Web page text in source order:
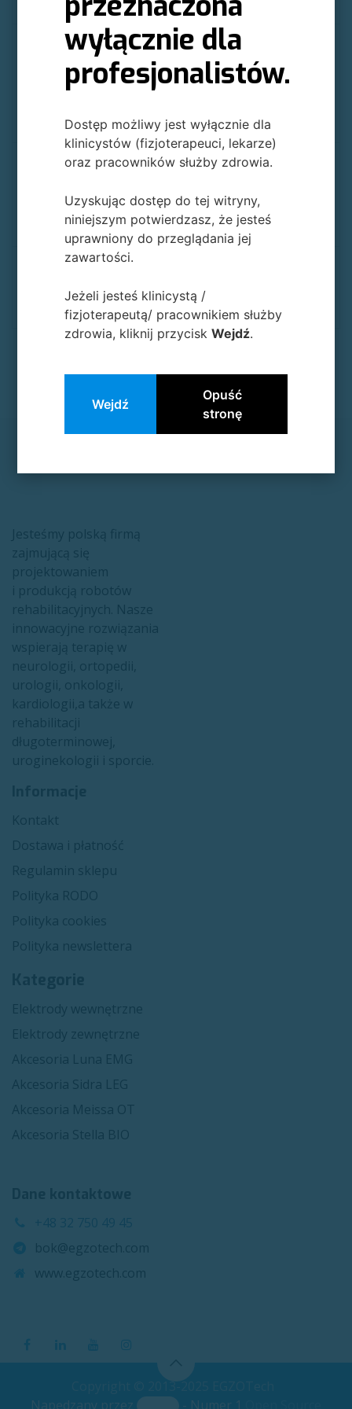
Elektrody Axelgaard
UltraStim Snap SN2020
5x5 cm (4 szt./paczka)
27,55zł
Elektroda rektalna
Everyway PR-09A
190,40
Elektroda waginalna
69,41zł
Elektroda Perisphera-U
119,00
119,00zł 150,95
1 2
Jesteśmy polską firmą
zajmującą się
projektowaniem
i produkcją robotów
rehabilitacyjnych. Nasze
innowacyjne rozwiązania
wspierają terapię w
neurologii, ortopedii,
urologii, onkologii,
kardiologii,a także w
rehabilitacji
długoterminowej,
uroginekologii i sporcie.​
Kon​​takt
Dostawa i płatność
Regulamin sklepu
Polityka RODO
Polityka cookies
Polityka newslettera
Elektrody wewnętrzne
Elektrody zewnętrzne
Akcesoria Luna EMG
Akcesoria Sidra LEG
Akcesoria Meissa OT
Akcesoria Stella BIO
+48 32 750 49 45
bok@egzotech.com
www.egzotech.com
Copyright © 2013-2025 EGZOTech
Napędzany przez
- Numer 1
wyłącznie dla
profesjonalistów.
Dostęp możliwy jest wyłącznie dla
klinicystów (fizjoterapeuci, lekarze)
oraz pracowników służby zdrowia.
Uzyskując dostęp do tej witryny,
niniejszym potwierdzasz, że jesteś
uprawniony do przeglądania jej
zawartości.
Jeżeli jesteś klinicystą /
fizjoterapeutą/ pracownikiem służby
zdrowia, kliknij przyciskWejdź.
Wejdź
Opuść
stronę